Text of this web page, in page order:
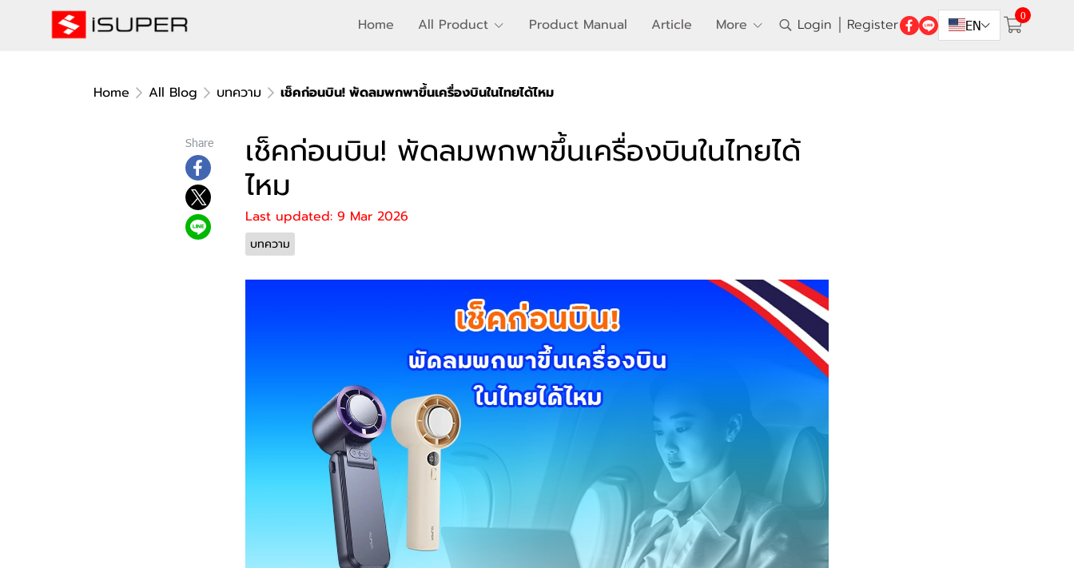
Home All Product Product Manual Article More Login Register EN
0
Home All Blog บทความ เช็คก่อนบิน! พัดลมพกพาขึ้นเครื่องบินในไทยได้ไหม
Share เช็คก่อนบิน! พัดลมพกพาขึ้นเครื่องบินในไทยได้
ไหม
Last updated: 9 Mar 2026
บทความ